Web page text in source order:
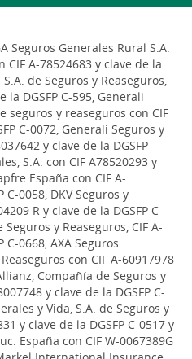
Seguros Generales Rural S.A.
CIF A-78524683 y clave de la
S.A. de Seguros y Reaseguros,
la DGSFP C-595, Generali
seguros y reaseguros con CIF
C-0072, Generali Seguros y
y clave de la DGSFP
S.A. con CIF A78520293 y
España con CIF A-
C-0058, DKV Seguros y
R y clave de la DGSFP C-
y Reaseguros, CIF A-
C-0668, AXA Seguros
con CIF A-60917978
Compañía de Seguros y
y clave de la DGSFP C-
y Vida, S.A. de Seguros y
y clave de la DGSFP C-0517 y
España con CIF W-0067389G